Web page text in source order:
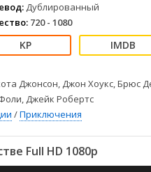
Зарубежные
Фильмы из соцетей
Дублированный
720 - 1080
Джонсон, Джон Хоукс, Брюс
Джейк Робертс
/Приключения
Full HD 1080p